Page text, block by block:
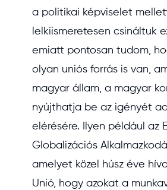
a politikai képviselet
lelkiismeretesen csináltuk
emiatt pontosan tudom,
olyan uniós forrás is van,
magyar állam, a magyar
nyújthatja be az igényét
elérésére. Ilyen például az
Globalizációs
amelyet közel húsz éve
Unió, hogy azokat a